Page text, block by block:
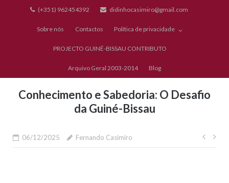
(+351) 962454392 didinhocasimiro@gmail.com
Sobre nós Contactos Política de privacidade
PROJECTO GUINÉ-BISSAU CONTRIBUTO
Arquivo Geral 2003-2014 Blog
Conhecimento e Sabedoria: O Desafio
da Guiné-Bissau
06/12/2025 Fernando Casimiro